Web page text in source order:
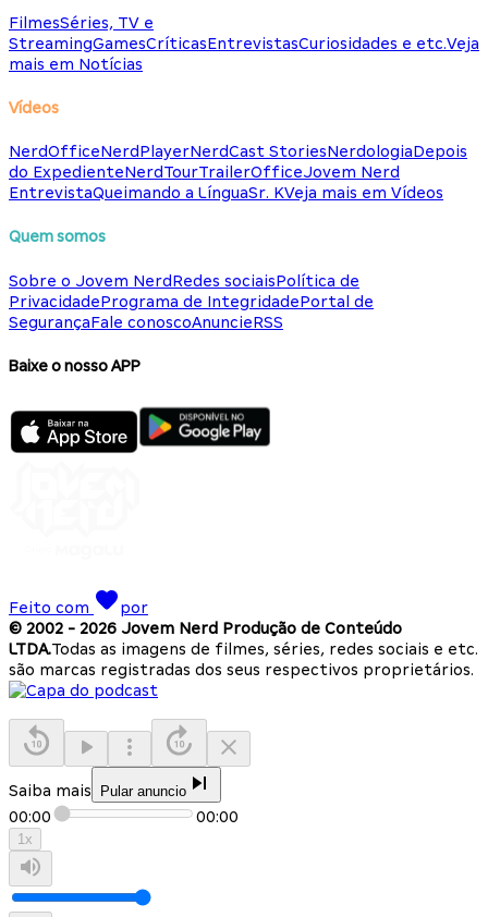
FilmesSéries, TV e
StreamingGamesCríticasEntrevistasCuriosidades e etc.Veja
mais em Notícias
Vídeos
NerdOfficeNerdPlayerNerdCast StoriesNerdologiaDepois
do ExpedienteNerdTourTrailerOfficeJovem Nerd
EntrevistaQueimando a LínguaSr. KVeja mais em Vídeos
Quem somos
Sobre o Jovem NerdRedes sociaisPolítica de
PrivacidadePrograma de IntegridadePortal de
SegurançaFale conoscoAnuncieRSS
Baixe o nosso APP
Feito com
por
© 2002 - 2026 Jovem Nerd Produção de Conteúdo
LTDA.Todas as imagens de filmes, séries, redes sociais e etc.
são marcas registradas dos seus respectivos proprietários.
Saiba mais Pular anuncio
00:00 00:00
1x